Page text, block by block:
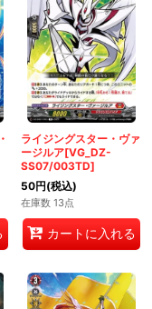
ライジングスター・ヴァ
ージルア[VG_DZ-
SS07/003TD]
50円(税込)
在庫数 13点
カートに入れる